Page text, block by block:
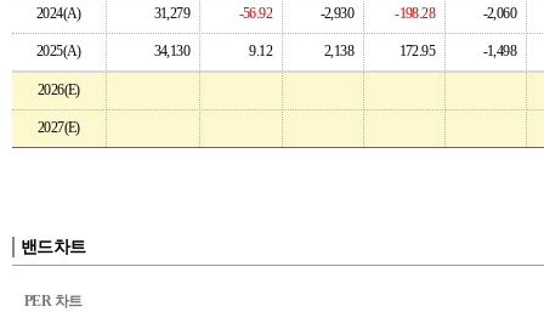
2024(A) 31,279 -56.92 -2,930 -198.28 -2,060
2025(A) 34,130 9.12 2,138 172.95 -1,498
2026(E)
2027(E)
밴드차트
PER 차트